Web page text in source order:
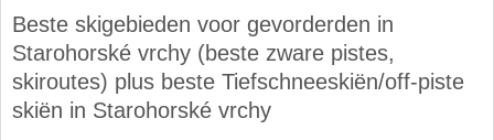
Beste skigebieden voor gevorderden in
Starohorské vrchy (beste zware pistes,
skiroutes) plus beste Tiefschneeskiën/off-piste
skiën in Starohorské vrchy